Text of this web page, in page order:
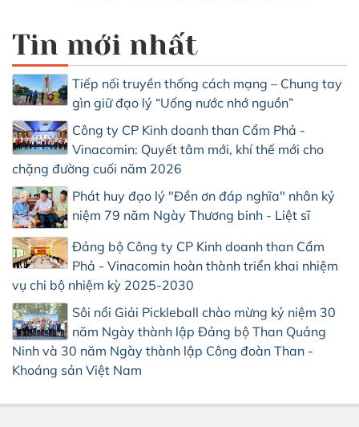
Tin mới nhất
Tiếp nối truyền thống cách mạng – Chung tay
gìn giữ đạo lý “Uống nước nhớ nguồn”
Công ty CP Kinh doanh than Cẩm Phả -
Vinacomin: Quyết tâm mới, khí thế mới cho
chặng đường cuối năm 2026
Phát huy đạo lý "Đền ơn đáp nghĩa" nhân kỷ
niệm 79 năm Ngày Thương binh - Liệt sĩ
Đảng bộ Công ty CP Kinh doanh than Cẩm
Phả - Vinacomin hoàn thành triển khai nhiệm
vụ chi bộ nhiệm kỳ 2025-2030
Sôi nổi Giải Pickleball chào mừng kỷ niệm 30
năm Ngày thành lập Đảng bộ Than Quảng
Ninh và 30 năm Ngày thành lập Công đoàn Than -
Khoáng sản Việt Nam